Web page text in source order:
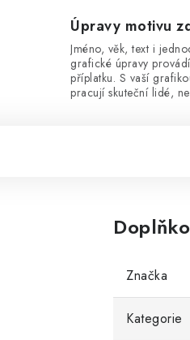
Úpravy motivu
Jméno, věk, text i
grafické úpravy
příplatku. S vaší
pracují skuteční lidé,
Značka
Kategorie